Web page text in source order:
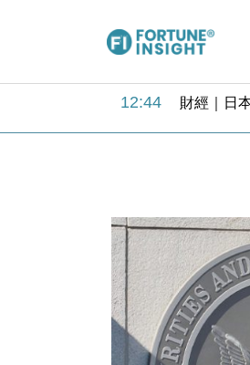
13:44 財經｜內
12:44 財經｜日
13:12 國際｜特
12:30 財經｜香
11:40 財經｜黑
10:57 財經｜美
13:44 財經｜內
12:44 財經｜日
11:12 國際｜特